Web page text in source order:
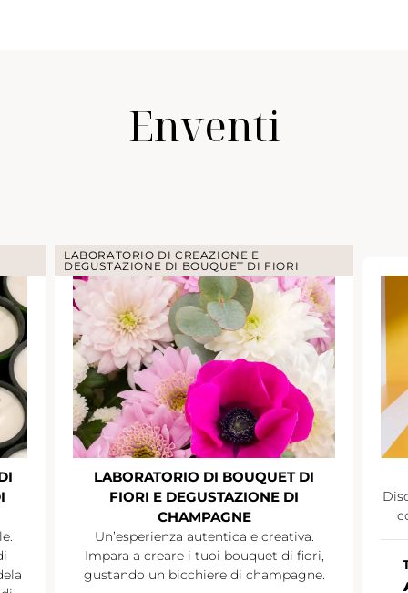
Enventi
LABORATORIO DI CREAZIONE E
DEGUSTAZIONE DI BOUQUET DI FIORI
LABORATORIO DI BOUQUET DI
FIORI E DEGUSTAZIONE DI
CHAMPAGNE
Un’esperienza autentica e creativa.
Impara a creare i tuoi bouquet di fiori,
gustando un bicchiere di champagne.